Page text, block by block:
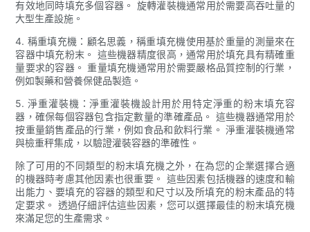
有效地同時填充多個容器。 旋轉灌裝機通常用於需要高吞吐量的
大型生產設施。
4. 稱重填充機：顧名思義，稱重填充機使用基於重量的測量來在
容器中填充粉末。 這些機器精度很高，通常用於填充具有精確重
量要求的容器。 重量填充機通常用於需要嚴格品質控制的行業，
例如製藥和營養保健品製造。
5. 淨重灌裝機：淨重灌裝機設計用於用特定淨重的粉末填充容
器，確保每個容器包含指定數量的準確產品。 這些機器通常用於
按重量銷售產品的行業，例如食品和飲料行業。 淨重灌裝機通常
與檢重秤集成，以驗證灌裝容器的準確性。
除了可用的不同類型的粉末填充機之外，在為您的企業選擇合適
的機器時考慮其他因素也很重要。 這些因素包括機器的速度和輸
出能力、要填充的容器的類型和尺寸以及所填充的粉末產品的特
定要求。 透過仔細評估這些因素，您可以選擇最佳的粉末填充機
來滿足您的生產需求。